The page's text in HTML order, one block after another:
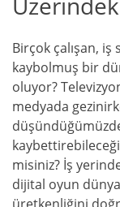
Birçok çalışan,
kaybolmuş bir
oluyor?
medyada
misiniz? İş
dijital oyun